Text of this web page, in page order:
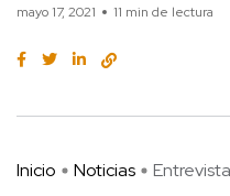
mayo 17, 2021 11 min de lectura
Inicio Noticias